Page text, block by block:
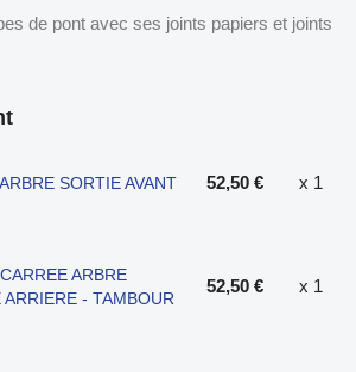
de pont avec ses joints papiers et joints
SORTIE AVANT 52,50 € x 1
ARBRE
ARRIERE - TAMBOUR
52,50 € x 1